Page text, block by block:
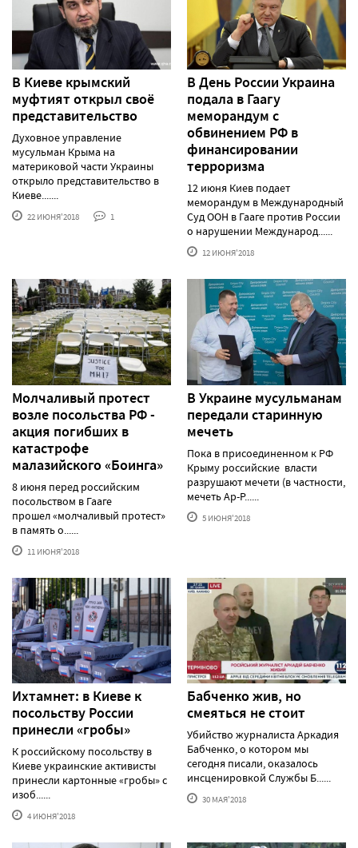
В Киеве крымский
муфтият открыл своё
представительство
Духовное управление
мусульман Крыма на
материковой части Украины
открыло представительство в
Киеве.......
22 ИЮНЯ'2018 1
В День России Украина
подала в Гаагу
меморандум с
обвинением РФ в
финансировании
терроризма
12 июня Киев подает
меморандум в Международный
Суд ООН в Гааге против России
о нарушении Международ......
12 ИЮНЯ'2018
Молчаливый протест
возле посольства РФ -
акция погибших в
катастрофе
малазийского «Боинга»
8 июня перед российским
посольством в Гааге
прошел «молчаливый протест»
в память о......
11 ИЮНЯ'2018
В Украине мусульманам
передали старинную
мечеть
Пока в присоединенном к РФ
Крыму российские власти
разрушают мечети (в частности,
мечеть Ар-Р......
5 ИЮНЯ'2018
Ихтамнет: в Киеве к
посольству России
принесли «гробы»
К российскому посольству в
Киеве украинские активисты
принесли картонные «гробы» с
изоб......
4 ИЮНЯ'2018
Бабченко жив, но
смеяться не стоит
Убийство журналиста Аркадия
Бабченко, о котором мы
сегодня писали, оказалось
инсценировкой Службы Б......
30 МАЯ'2018